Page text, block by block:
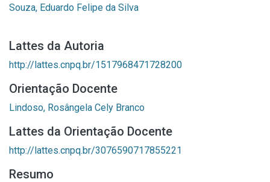
Souza, Eduardo Felipe da Silva
Lattes da Autoria
http://lattes.cnpq.br/1517968471728200
Orientação Docente
Lindoso, Rosângela Cely Branco
Lattes da Orientação Docente
http://lattes.cnpq.br/3076590717855221
Resumo